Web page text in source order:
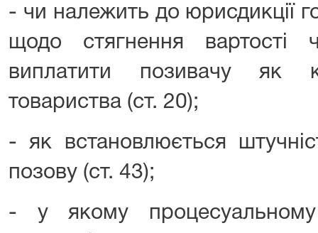
- чи належить до юрисдикції
щодо стягнення вартості
виплатити позивачу як
товариства (ст. 20);
- як встановлюється
позову (ст. 43);
- у якому